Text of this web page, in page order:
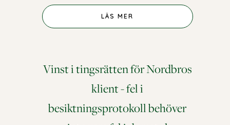
LÄS MER
Vinst i tingsrätten för Nordbros
klient - fel i
besiktningsprotokoll behöver